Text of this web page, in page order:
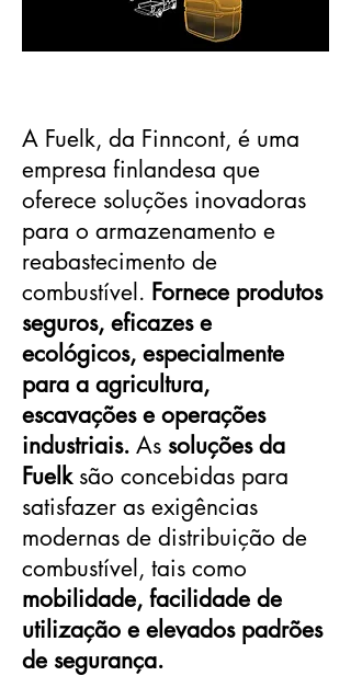
A Fuelk, da Finncont, é uma
empresa finlandesa que
oferece soluções inovadoras
para o armazenamento e
reabastecimento de
combustível. Fornece produtos
seguros, eficazes e
ecológicos, especialmente
para a agricultura,
escavações e operações
industriais. As soluções da
Fuelksão concebidas para
satisfazer as exigências
modernas de distribuição de
combustível, tais como
mobilidade, facilidade de
utilização e elevados padrões
de segurança.